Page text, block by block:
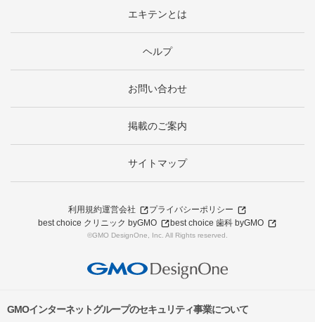
エキテンとは
ヘルプ
お問い合わせ
掲載のご案内
サイトマップ
利用規約運営会社
プライバシーポリシー
best choice クリニック byGMO
best choice 歯科 byGMO
©GMO DesignOne, Inc. All Rights reserved.
GMOインターネットグループのセキュリティ事業について